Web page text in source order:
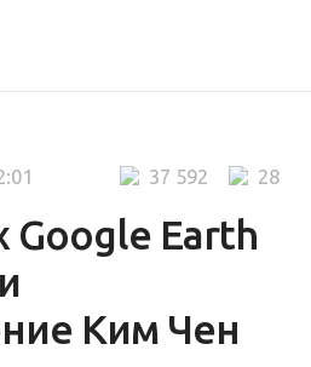
Google Earth
Ким Чен
28
37 592